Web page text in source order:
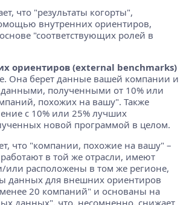
что "результаты когорты",
внутренних ориентиров,
"соответствующих ролей в
ориентиров (external benchmarks)
Она берет данные вашей компании и
данными, полученными от 10% или
похожих на вашу". Также
с 10% или 25% лучших
новой программой в целом.
что "компании, похожие на вашу" –
в той же отрасли, имеют
или расположены в том же регионе,
данных для внешних ориентиров
20 компаний" и основаны на